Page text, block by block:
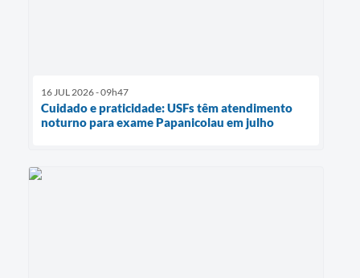
16 JUL 2026 - 09h47
Cuidado e praticidade: USFs têm atendimento
noturno para exame Papanicolau em julho